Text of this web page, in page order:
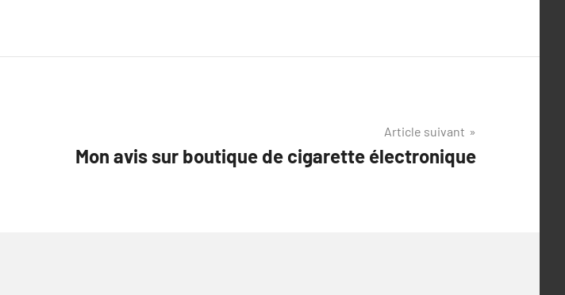
Article suivant
Mon avis sur boutique de cigarette électronique